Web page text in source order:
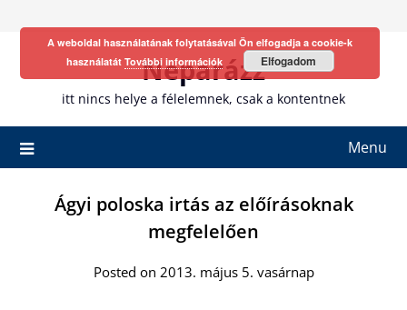
Neparázz
itt nincs helye a félelemnek, csak a kontentnek
Menu
Ágyi poloska irtás az előírásoknak
megfelelően
Posted on 2013. május 5. vasárnap
A weboldal használatának folytatásával Ön elfogadja a cookie-k
használatát További információk Elfogadom